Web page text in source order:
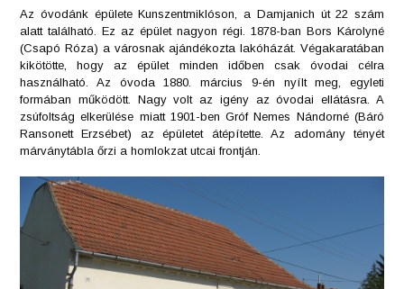
Az óvodánk épülete Kunszentmiklóson, a Damjanich út 22 szám
alatt található. Ez az épület nagyon régi. 1878-ban Bors Károlyné
(Csapó Róza) a városnak ajándékozta lakóházát. Végakaratában
kikötötte, hogy az épület minden időben csak óvodai célra
használható. Az óvoda 1880. március 9-én nyílt meg, egyleti
formában működött. Nagy volt az igény az óvodai ellátásra. A
zsúfoltság elkerülése miatt 1901-ben Gróf Nemes Nándorné (Báró
Ransonett Erzsébet) az épületet átépítette. Az adomány tényét
márványtábla őrzi a homlokzat utcai frontján.